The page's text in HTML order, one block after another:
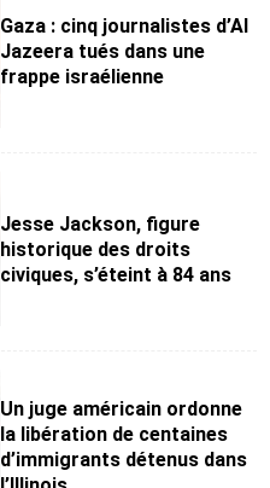
Gaza : cinq journalistes d’Al
Jazeera tués dans une
frappe israélienne
Jesse Jackson, figure
historique des droits
civiques, s’éteint à 84 ans
Un juge américain ordonne
la libération de centaines
d’immigrants détenus dans